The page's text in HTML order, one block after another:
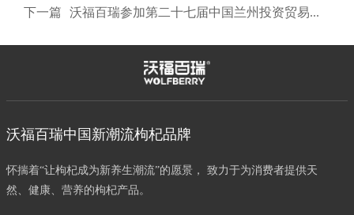
下一篇 沃福百瑞参加第二十七届中国兰州投资贸易洽谈会
沃福百瑞中国新潮流枸杞品牌
怀揣着“让枸杞成为新养生潮流”的愿景， 致力于为消费者提供天
然、健康、营养的枸杞产品。